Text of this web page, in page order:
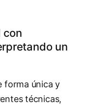
con
un
forma única y
técnicas,